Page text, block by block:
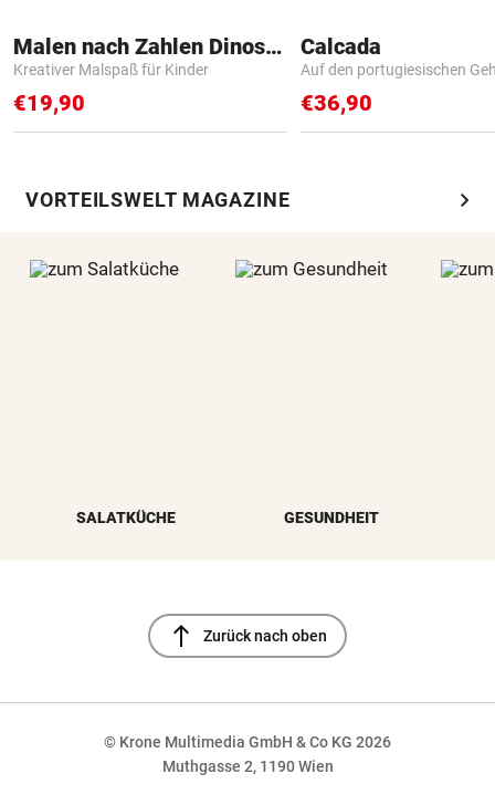
Malen nach Zahlen Dinosaurier
Kreativer Malspaß für Kinder
€19,90
Calcada
Auf den portugiesischen
€36,90
VORTEILSWELT MAGAZINE chevron_right
SALATKÜCHE GESUNDHEIT
north Zurück nach oben
© Krone Multimedia GmbH & Co KG 2026
Muthgasse 2, 1190 Wien